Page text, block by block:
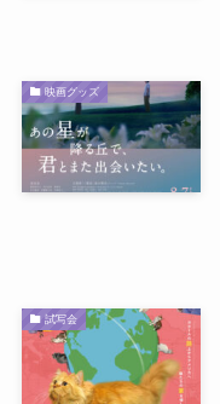
映画グッズ
試写会